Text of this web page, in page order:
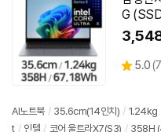
G
별
5.0 (
AI노트북 / 35.6cm(14인치) / 1.24kg
t / 인텔 / 코어 울트라X7(S3) / 358H